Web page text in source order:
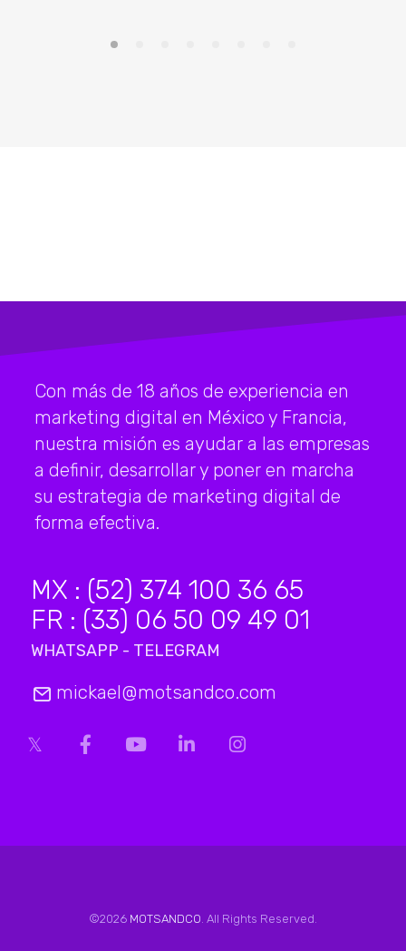
Con más de 18 años de experiencia en
marketing digital en México y Francia,
nuestra misión es ayudar a las empresas
a definir, desarrollar y poner en marcha
su estrategia de marketing digital de
forma efectiva.
MX : (52) 374 100 36 65
FR : (33) 06 50 09 49 01
WHATSAPP - TELEGRAM
mickael@motsandco.com
©2026 MOTSANDCO . All Rights Reserved.